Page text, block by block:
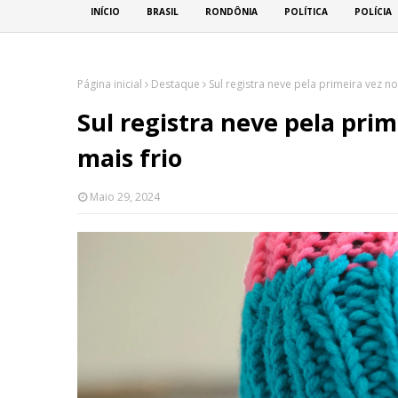
INÍCIO BRASIL RONDÔNIA POLÍTICA POLÍCIA
Página inicial Destaque Sul registra neve pela primeira vez
Sul registra neve pela
mais frio
Maio 29, 2024